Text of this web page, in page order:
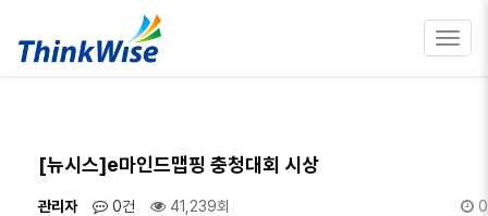
[뉴시스]e마인드맵핑 충청대회 시상
관리자 0건 41,239회